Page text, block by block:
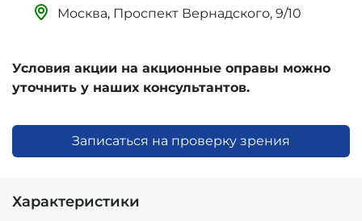
Москва, Проспект Вернадского, 9/10
Условия акции на акционные оправы можно
уточнить у наших консультантов.
Записаться на проверку зрения
Характеристики